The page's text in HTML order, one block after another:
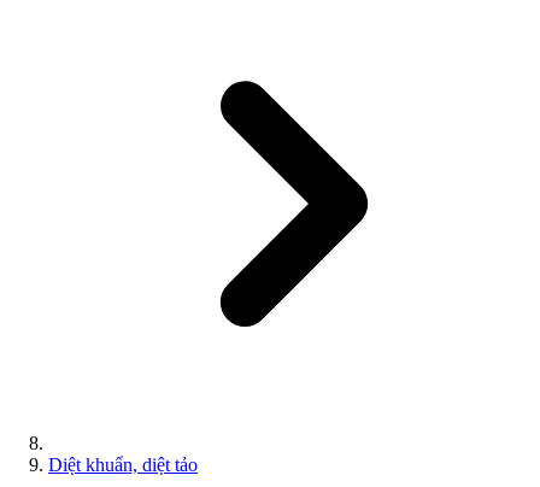
Diệt khuẩn, diệt tảo